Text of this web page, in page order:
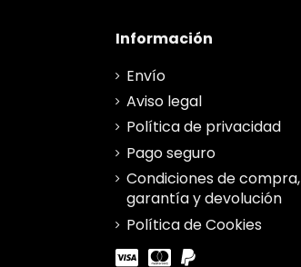
Información
Envío
Aviso legal
Política de privacidad
Pago seguro
Condiciones de compra,
garantía y devolución
Política de Cookies